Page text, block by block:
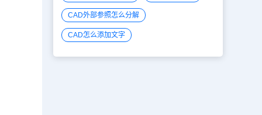
CAD外部参照怎么分解
CAD怎么添加文字